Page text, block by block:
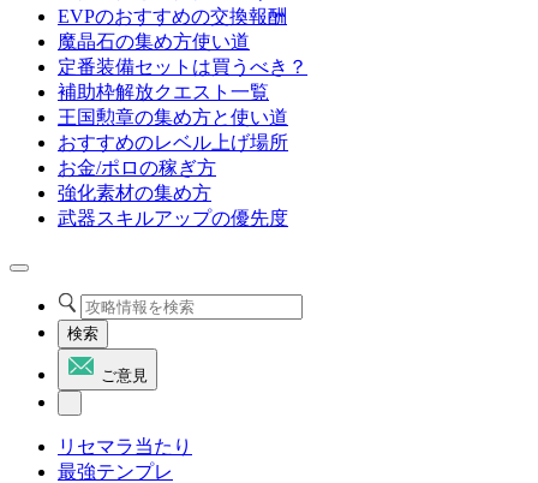
EVPのおすすめの交換報酬
魔晶石の集め方使い道
定番装備セットは買うべき？
補助枠解放クエスト一覧
王国勲章の集め方と使い道
おすすめのレベル上げ場所
お金/ポロの稼ぎ方
強化素材の集め方
武器スキルアップの優先度
検索
ご意見
リセマラ当たり
最強テンプレ